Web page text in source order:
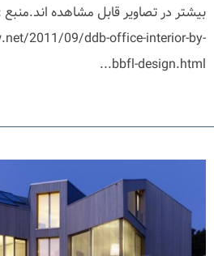
بیشتر در تصاویر قابل مشاهده اند.منبع
2011/09/ddb-office-interior-by-
bbfl-design.html...